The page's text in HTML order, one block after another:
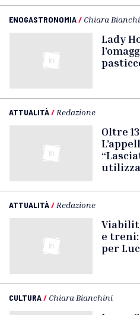
ENOGASTRONOMIA/ Chiara
Lady
ATTUALITÀ/ Redazione
Oltre
ATTUALITÀ/ Redazione
e
per
CULTURA/ Chiara Bianchini